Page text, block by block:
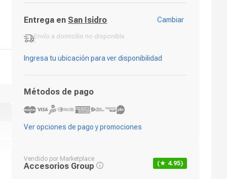
Entrega en San Isidro Cambiar
Envío a domicilio no disponible
-
Ingresa tu ubicación para ver disponibilidad
Métodos de pago
Ver opciones de pago y promociones
Vendido por Marketplace
Accesorios Group (★ 4.95)